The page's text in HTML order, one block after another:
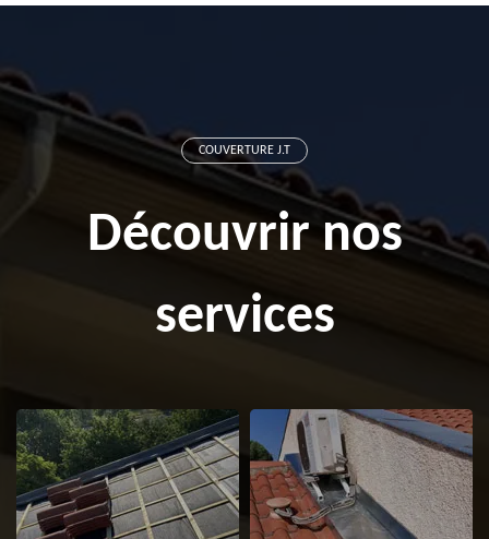
COUVERTURE J.T
Découvrir nos
services